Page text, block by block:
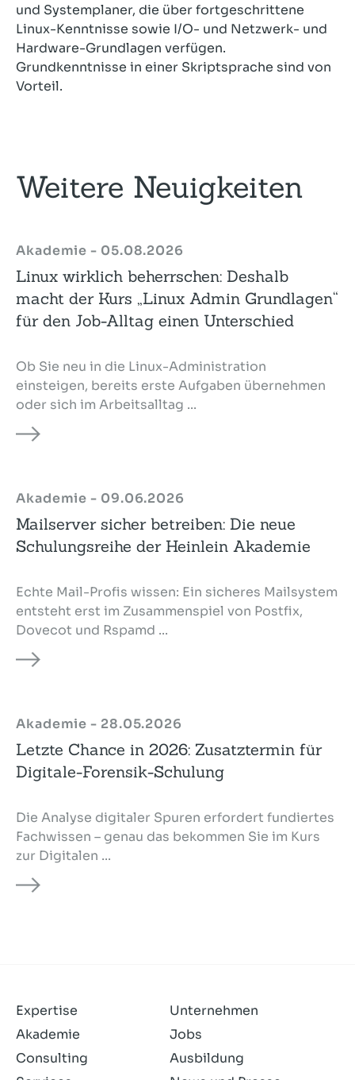
und Systemplaner, die über fortgeschrittene
Linux-Kenntnisse sowie I/O- und Netzwerk- und
Hardware-Grundlagen verfügen.
Grundkenntnisse in einer Skriptsprache sind von
Vorteil.
Weitere Neuigkeiten
Akademie - 05.08.2026
Linux wirklich beherrschen: Deshalb
macht der Kurs „Linux Admin Grundlagen“
für den Job-Alltag einen Unterschied
Ob Sie neu in die Linux-Administration
einsteigen, bereits erste Aufgaben übernehmen
oder sich im Arbeitsalltag ...
Akademie - 09.06.2026
Mailserver sicher betreiben: Die neue
Schulungsreihe der Heinlein Akademie
Echte Mail-Profis wissen: Ein sicheres Mailsystem
entsteht erst im Zusammenspiel von Postfix,
Dovecot und Rspamd ...
Akademie - 28.05.2026
Letzte Chance in 2026: Zusatztermin für
Digitale-Forensik-Schulung
Die Analyse digitaler Spuren erfordert fundiertes
Fachwissen – genau das bekommen Sie im Kurs
zur Digitalen ...
Expertise
Akademie
Consulting
Unternehmen
Jobs
Ausbildung